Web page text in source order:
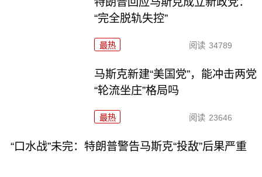
“完全脱轨失控”
最热 阅读 34789
马斯克新建“美国党”，能冲击两党
“轮流坐庄”格局吗
最热 阅读 23646
“口水战”未完：特朗普警告马斯克“投敌”后果严重